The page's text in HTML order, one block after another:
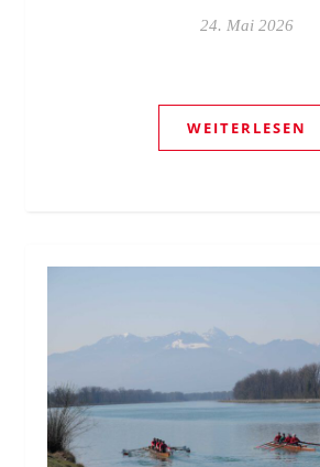
24. Mai 2026
WEITERLESEN